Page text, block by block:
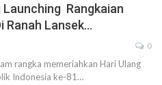
Launching Rangkaian
Ranah Lansek…
0
rangka memeriahkan Hari Ulang
Indonesia ke-81…